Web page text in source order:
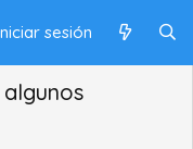
sesión